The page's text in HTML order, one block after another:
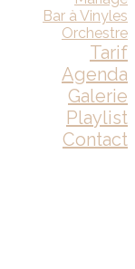
Bar à Vinyles
Orchestre
Tarif
Agenda
Galerie
Playlist
Contact